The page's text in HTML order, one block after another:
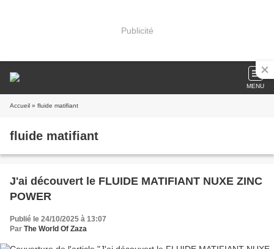
Publicité
MENU
Accueil » fluide matifiant
fluide matifiant
J'ai découvert le FLUIDE MATIFIANT NUXE ZINC
POWER
Publié le 24/10/2025 à 13:07
Par The World Of Zaza